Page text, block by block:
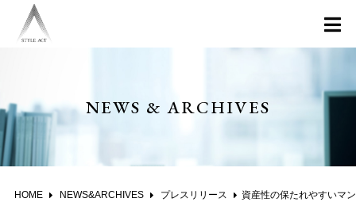
NEWS & ARCHIVES
HOME NEWS&ARCHIVES プレスリリース 資産性の保たれやすいマンションがわかる 首都圏エリア別「沖式儲かる確率上位マンションランキング」2017年8月版公表